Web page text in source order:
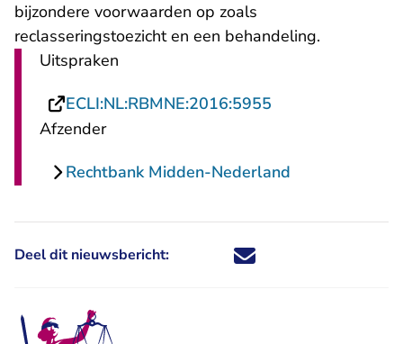
bijzondere voorwaarden op zoals
reclasseringstoezicht en een behandeling.
Uitspraken
ECLI:NL:RBMNE:2016:5955
Afzender
Rechtbank Midden-Nederland
Deel dit nieuwsbericht: Deel dit nieuwsbericht via X -
Deel dit nieuwsbericht via
Deel dit nieuwsbericht
Deel dit